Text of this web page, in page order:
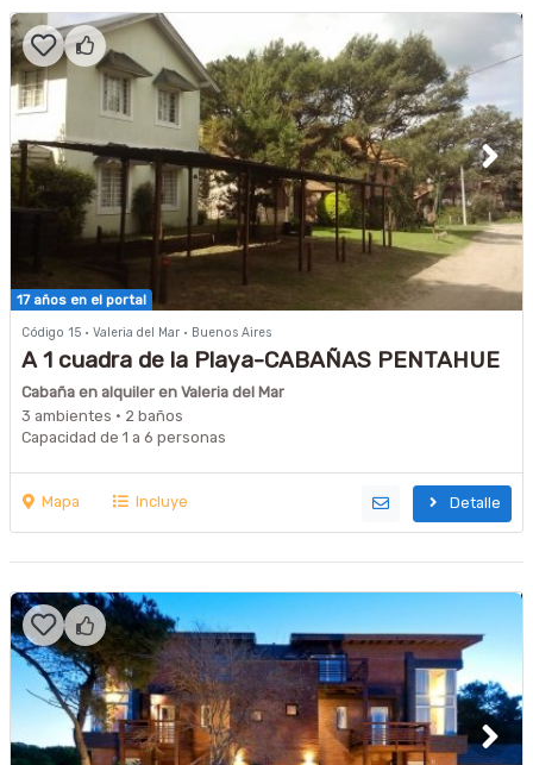
17 años en el portal
Código 15 · Valeria del Mar · Buenos Aires
A 1 cuadra de la Playa-CABAÑAS PENTAHUE
Cabaña en alquiler en Valeria del Mar
3 ambientes · 2 baños
Capacidad de 1 a 6 personas
Mapa Incluye Detalle